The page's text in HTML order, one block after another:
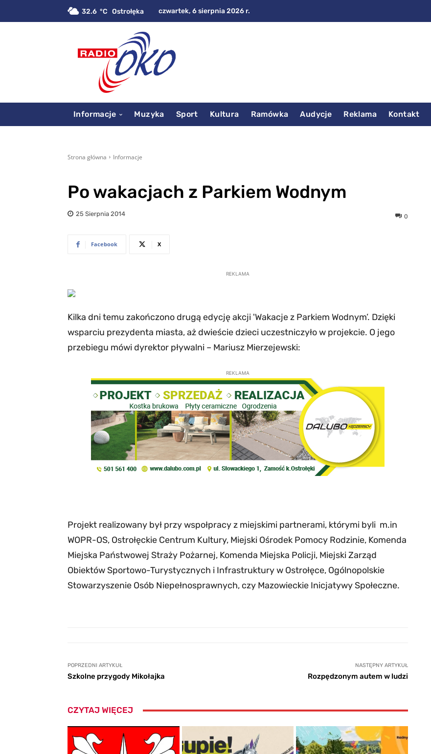
32.6 C Ostrołęka czwartek, 6 sierpnia 2026 r.
Informacje Muzyka Sport Kultura Ramówka Audycje Reklama Kontakt
Strona główna Informacje
Po wakacjach z Parkiem Wodnym
25 Sierpnia 2014 0
Facebook X
REKLAMA
Kilka dni temu zakończono drugą edycję akcji 'Wakacje z Parkiem Wodnym’. Dzięki
wsparciu prezydenta miasta, aż dwieście dzieci uczestniczyło w projekcie. O jego
przebiegu mówi dyrektor pływalni – Mariusz Mierzejewski:
REKLAMA
Projekt realizowany był przy wspołpracy z miejskimi partnerami, którymi byli m.in
WOPR-OS, Ostrołęckie Centrum Kultury, Miejski Ośrodek Pomocy Rodzinie, Komenda
Miejska Państwowej Straży Pożarnej, Komenda Miejska Policji, Miejski Zarząd
Obiektów Sportowo-Turystycznych i Infrastruktury w Ostrołęce, Ogólnopolskie
Stowarzyszenie Osób Niepełnosprawnych, czy Mazowieckie Inicjatywy Społeczne.
POPRZEDNI ARTYKUŁ
Szkolne przygody Mikołajka
NASTĘPNY ARTYKUŁ
Rozpędzonym autem w ludzi
CZYTAJ WIĘCEJ